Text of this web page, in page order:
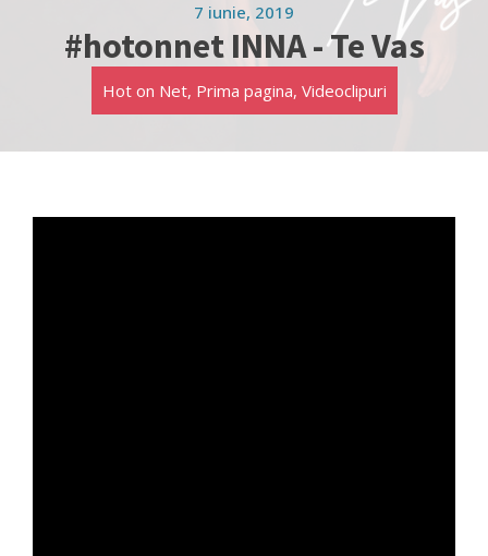
7 iunie, 2019
#hotonnet INNA - Te Vas
Hot on Net, Prima pagina, Videoclipuri